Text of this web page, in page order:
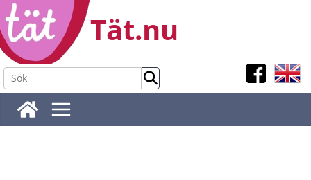
Hoppa
till
innehåll
Tät.nu